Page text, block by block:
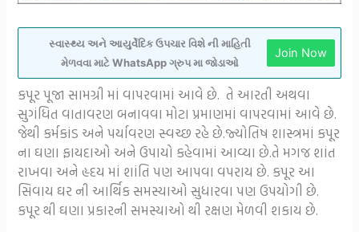
સ્વાસ્થ્ય અને આયુર્વેદિક ઉપચાર વિશે ની માહિતી
મેળવવા માટે WhatsApp ગ્રુપ મા જોડાઓ
Join Now
કપૂર પૂજા સામગ્રી માં વાપરવામાં આવે છે. તે આરતી અથવા
સુગંધિત વાતાવરણ બનાવવા મોટા પ્રમાણમાં વાપરવામાં આવે છે.
જેથી કર્મકાંડ અને પર્યાવરણ સ્વચ્છ રહે છે.જ્યોતિષ શાસ્ત્રમાં કપૂર
ના ઘણા ફાયદાઓ અને ઉપાયો કહેવામાં આવ્યા છે.તે મગજ શાંત
રાખવા અને હૃદય માં શાંતિ પણ આપવા વપરાય છે. કપૂર આ
સિવાય ઘર ની આર્થિક સમસ્યાઓ સુધારવા પણ ઉપયોગી છે.
કપૂર થી ઘણા પ્રકારની સમસ્યાઓ થી રક્ષણ મેળવી શકાય છે.